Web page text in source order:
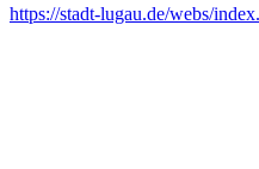
https://stadt-lugau.de/webs/